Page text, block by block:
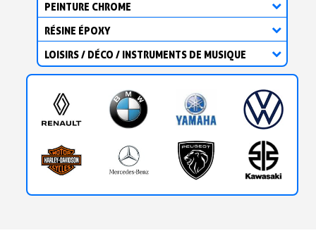
PEINTURE CHROME
RÉSINE ÉPOXY
LOISIRS / DÉCO / INSTRUMENTS DE MUSIQUE